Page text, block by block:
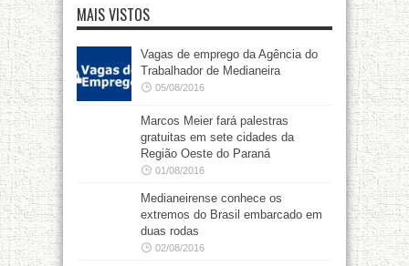
MAIS VISTOS
Vagas de emprego da Agência do
Trabalhador de Medianeira
05/08/2016
Marcos Meier fará palestras
gratuitas em sete cidades da
Região Oeste do Paraná
01/08/2016
Medianeirense conhece os
extremos do Brasil embarcado em
duas rodas
02/08/2016